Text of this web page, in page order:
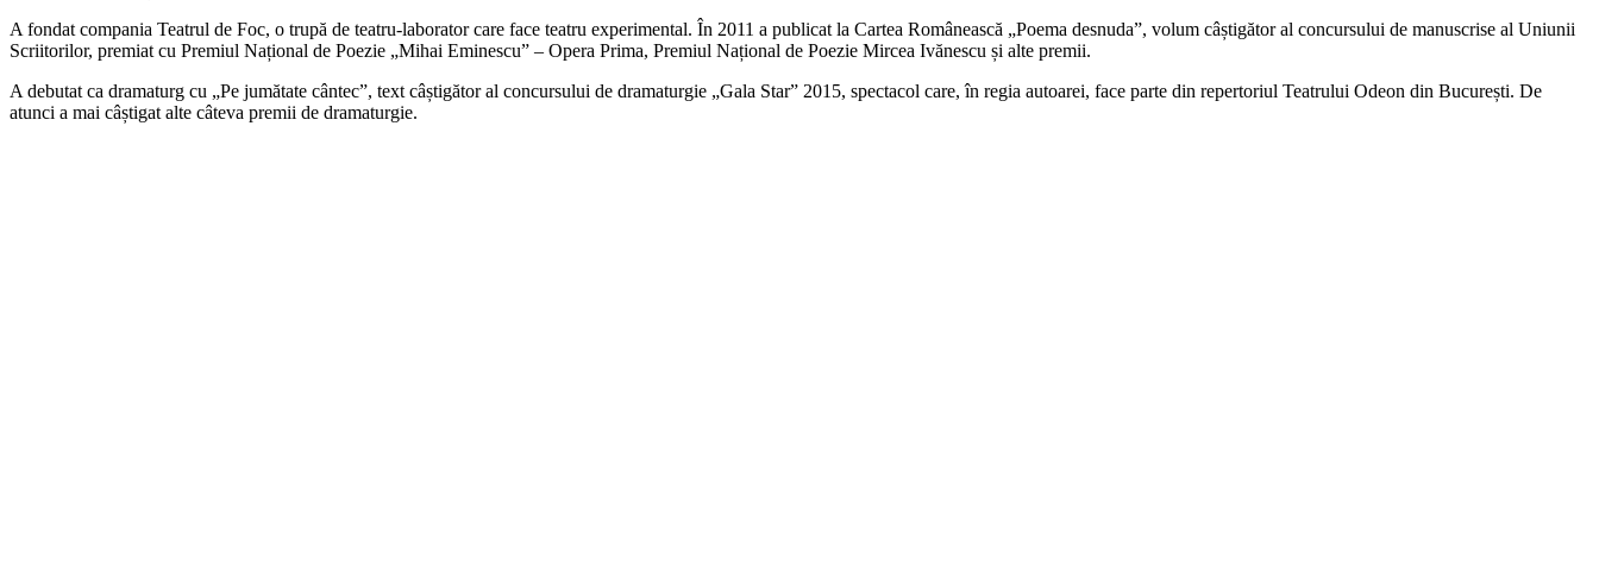
A fondat compania Teatrul de Foc, o trupă de teatru-laborator care face teatru experimental. În 2011 a publicat la Cartea Românească „Poema desnuda”, volum câștigător al concursului de manuscrise al Uniunii
Scriitorilor, premiat cu Premiul Național de Poezie „Mihai Eminescu” – Opera Prima, Premiul Național de Poezie Mircea Ivănescu și alte premii.
A debutat ca dramaturg cu „Pe jumătate cântec”, text câștigător al concursului de dramaturgie „Gala Star” 2015, spectacol care, în regia autoarei, face parte din repertoriul Teatrului Odeon din București. De
atunci a mai câștigat alte câteva premii de dramaturgie.